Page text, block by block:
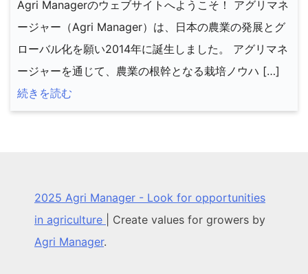
Agri Managerのウェブサイトへようこそ！ アグリマネ
ージャー（Agri Manager）は、日本の農業の発展とグ
ローバル化を願い2014年に誕生しました。 アグリマネ
ージャーを通じて、農業の根幹となる栽培ノウハ […]
続きを読む
2025 Agri Manager - Look for opportunities
in agriculture
Create values for growers by
Agri Manager.